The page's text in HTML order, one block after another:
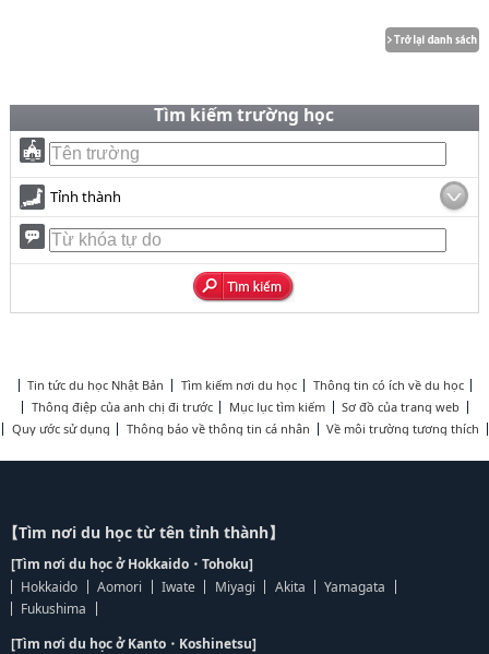
Tìm kiếm trường học
Tỉnh thành
Tin tức du học Nhật Bản Tìm kiếm nơi du học
Thông tin có ích về du học
Thông điệp của anh chị đi trước
Mục lục tìm kiếm
Sơ đồ của trang web
Quy ước sử dụng
Thông báo về thông tin cá nhân Về môi trường tương thích
【Tìm nơi du học từ tên tỉnh thành】
[Tìm nơi du học ở Hokkaido・Tohoku]
Hokkaido
Aomori Iwate Miyagi Akita
Yamagata
Fukushima
[Tìm nơi du học ở Kanto・Koshinetsu]